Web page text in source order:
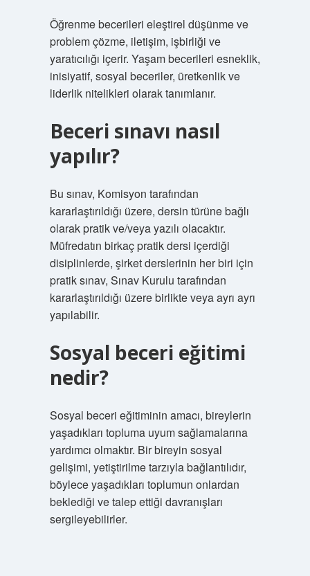
Öğrenme becerileri eleştirel düşünme ve
problem çözme, iletişim, işbirliği ve
yaratıcılığı içerir. Yaşam becerileri esneklik,
inisiyatif, sosyal beceriler, üretkenlik ve
liderlik nitelikleri olarak tanımlanır.
Beceri sınavı nasıl
yapılır?
Bu sınav, Komisyon tarafından
kararlaştırıldığı üzere, dersin türüne bağlı
olarak pratik ve/veya yazılı olacaktır.
Müfredatın birkaç pratik dersi içerdiği
disiplinlerde, şirket derslerinin her biri için
pratik sınav, Sınav Kurulu tarafından
kararlaştırıldığı üzere birlikte veya ayrı ayrı
yapılabilir.
Sosyal beceri eğitimi
nedir?
Sosyal beceri eğitiminin amacı, bireylerin
yaşadıkları topluma uyum sağlamalarına
yardımcı olmaktır. Bir bireyin sosyal
gelişimi, yetiştirilme tarzıyla bağlantılıdır,
böylece yaşadıkları toplumun onlardan
beklediği ve talep ettiği davranışları
sergileyebilirler.